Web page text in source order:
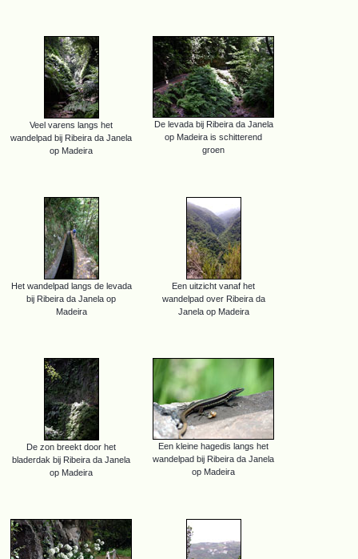
Veel varens langs het
wandelpad bij Ribeira da Janela
op Madeira
De levada bij Ribeira da Janela
op Madeira is schitterend
groen
Het wandelpad langs de levada
bij Ribeira da Janela op
Madeira
Een uitzicht vanaf het
wandelpad over Ribeira da
Janela op Madeira
De zon breekt door het
bladerdak bij Ribeira da Janela
op Madeira
Een kleine hagedis langs het
wandelpad bij Ribeira da Janela
op Madeira